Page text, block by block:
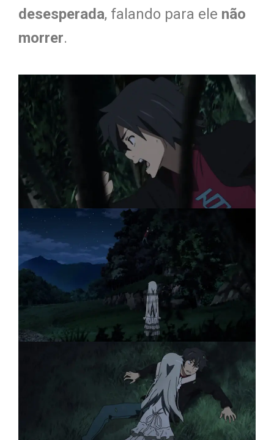
desesperada, falando para ele não
morrer.